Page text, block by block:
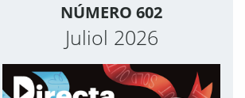
NÚMERO 602
Juliol 2026